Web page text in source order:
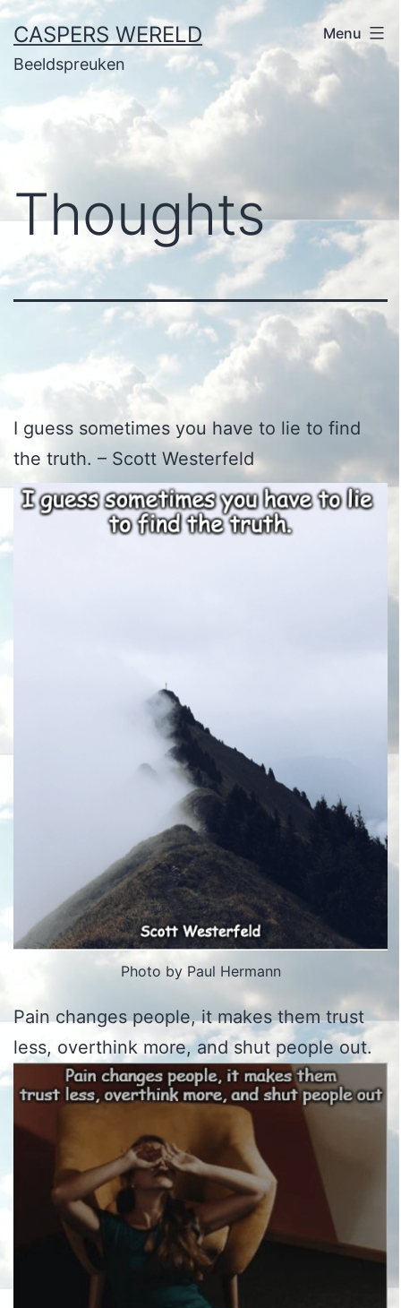
Ga
naar
de
inhoud
CASPERS WERELD
Beeldspreuken
Menu
Thoughts
I guess sometimes you have to lie to find
the truth. – Scott Westerfeld
Photo by Paul Hermann
Pain changes people, it makes them trust
less, overthink more, and shut people out.